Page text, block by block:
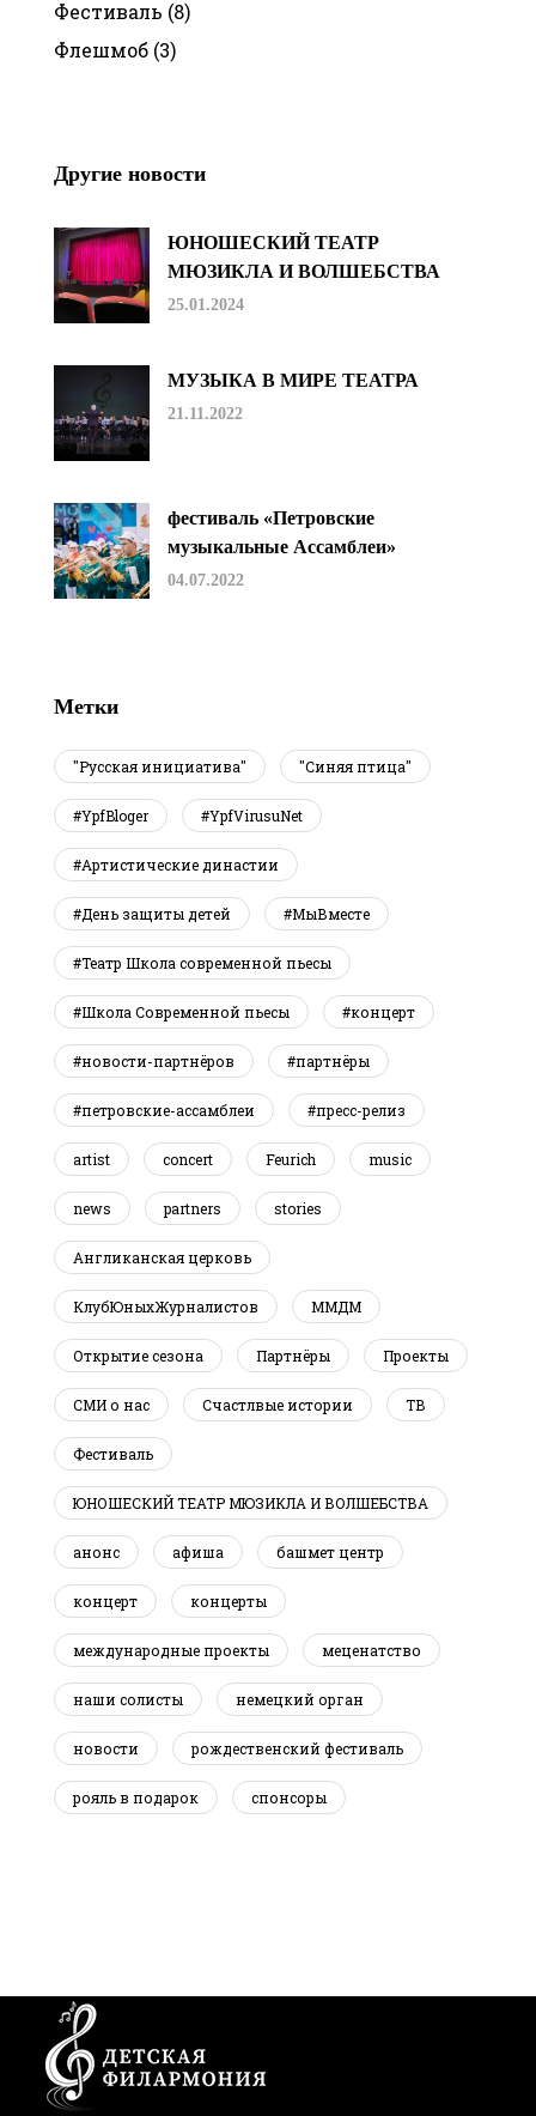
Фестиваль (8)
Флешмоб (3)
Другие новости
ЮНОШЕСКИЙ ТЕАТР
МЮЗИКЛА И ВОЛШЕБСТВА
25.01.2024
МУЗЫКА В МИРЕ ТЕАТРА
21.11.2022
фестиваль «Петровские
музыкальные Ассамблеи»
04.07.2022
Метки
"Русская инициатива" "Синяя птица"
#YpfBloger #YpfVirusuNet
#Артистические династии
#День защиты детей #МыВместе
#Театр Школа современной пьесы
#Школа Современной пьесы #концерт
#новости-партнёров #партнёры
#петровские-ассамблеи #пресс-релиз
artist concert Feurich music
news partners stories
Англиканская церковь
КлубЮныхЖурналистов ММДМ
Открытие сезона Партнёры Проекты
СМИ о нас Счастлвые истории ТВ
Фестиваль
ЮНОШЕСКИЙ ТЕАТР МЮЗИКЛА И ВОЛШЕБСТВА
анонс афиша башмет центр
концерт концерты
международные проекты меценатство
наши солисты немецкий орган
новости рождественский фестиваль
рояль в подарок спонсоры